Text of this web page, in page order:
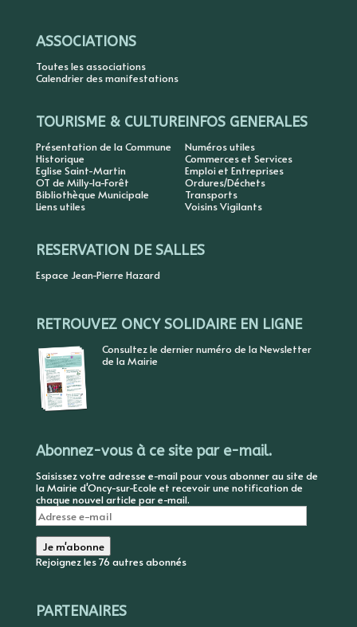
ASSOCIATIONS
Toutes les associations
Calendrier des manifestations
TOURISME & CULTURE
Présentation de la Commune
Historique
Eglise Saint-Martin
OT de Milly-la-Forêt
Bibliothèque Municipale
Liens utiles
INFOS GENERALES
Numéros utiles
Commerces et Services
Emploi et Entreprises
Ordures/Déchets
Transports
Voisins Vigilants
RESERVATION DE SALLES
Espace Jean-Pierre Hazard
RETROUVEZ ONCY SOLIDAIRE EN LIGNE
Consultez le dernier numéro de la Newsletter
de la Mairie
Abonnez-vous à ce site par e-mail.
Saisissez votre adresse e-mail pour vous abonner au site de
la Mairie d'Oncy-sur-Ecole et recevoir une notification de
chaque nouvel article par e-mail.
Adresse
e-
mail
Je m'abonne
Rejoignez les 76 autres abonnés
PARTENAIRES